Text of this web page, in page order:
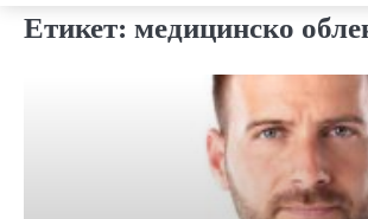
Етикет: медицинско